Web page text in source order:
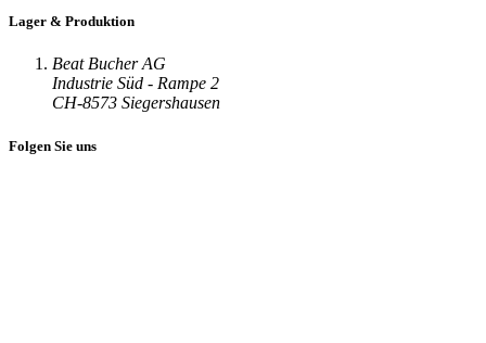
Lager & Produktion
Beat Bucher AG
Industrie Süd - Rampe 2
CH-8573 Siegershausen
Folgen Sie uns